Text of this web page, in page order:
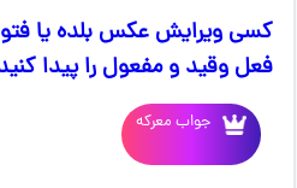
کسی ویرایش عکس بلده یا
فعل وقید و مفعول را پیدا
جواب معرکه